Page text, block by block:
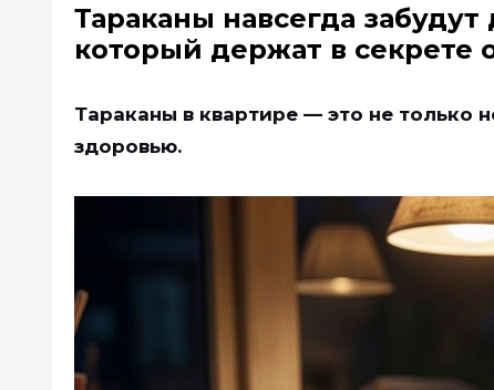
Тараканы навсегда
который держат в секрете
Тараканы в квартире — это не только
здоровью.